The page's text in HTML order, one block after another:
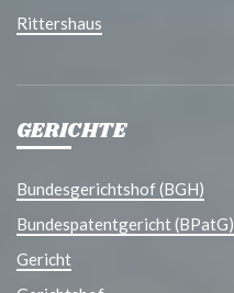
Rittershaus
GERICHTE
Bundesgerichtshof (BGH)
Bundespatentgericht (BPatG)
Gericht